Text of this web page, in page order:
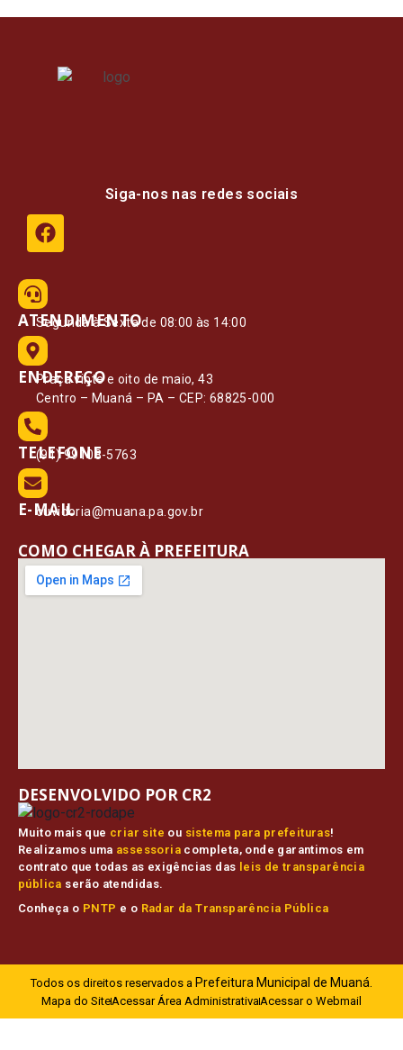
ATENDIMENTO
Segunda à Sexta de 08:00 às 14:00
ENDEREÇO
Praça vinte e oito de maio, 43
Centro – Muaná – PA – CEP: 68825-000
TELEFONE
(91) 99108-5763
E-MAIL
ouvidoria@muana.pa.gov.br
Muito mais quecriar site
Realizamos uma assessoriacompleta, onde garantimos em
contrato que todas as exigências das
leis de transparência
pública serão atendidas.
Conheça oPNTPe oRadar da Transparência Pública
DESENVOLVIDO POR CR2
Mapa do SiteAcessar Área AdministrativaAcessar o Webmail